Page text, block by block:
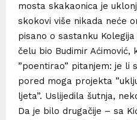
mosta skakaonica je
skokovi više nikada neće
pisano o sastanku
čelu bio Budimir Aćimović,
”poentirao” pitanjem: je li
pored moga projekta
ljeta”. Uslijedila šutnja,
Da je bilo drugačije – sa